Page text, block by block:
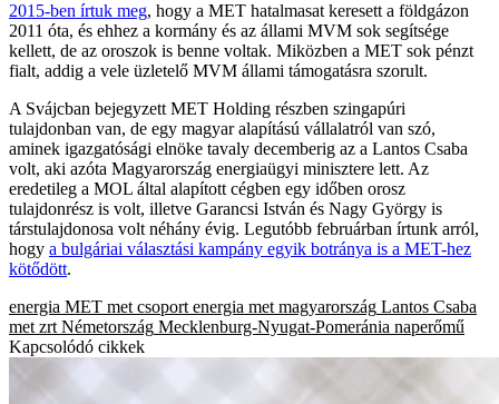
2015-ben írtuk meg, hogy a MET hatalmasat keresett a földgázon
2011 óta, és ehhez a kormány és az állami MVM sok segítsége
kellett, de az oroszok is benne voltak. Miközben a MET sok pénzt
fialt, addig a vele üzletelő MVM állami támogatásra szorult.
A Svájcban bejegyzett MET Holding részben szingapúri
tulajdonban van, de egy magyar alapítású vállalatról van szó,
aminek igazgatósági elnöke tavaly decemberig az a Lantos Csaba
volt, aki azóta Magyarország energiaügyi minisztere lett. Az
eredetileg a MOL által alapított cégben egy időben orosz
tulajdonrész is volt, illetve Garancsi István és Nagy György is
társtulajdonosa volt néhány évig. Legutóbb februárban írtunk arról,
hogy a bulgáriai választási kampány egyik botránya is a MET-hez
kötődött.
energia MET met csoport energia met magyarország Lantos Csaba
met zrt Németország Mecklenburg-Nyugat-Pomeránia naperőmű
Kapcsolódó cikkek